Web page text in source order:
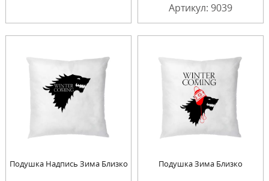
Артикул: 9039
Подушка Надпись Зима Близко Подушка Зима Близко